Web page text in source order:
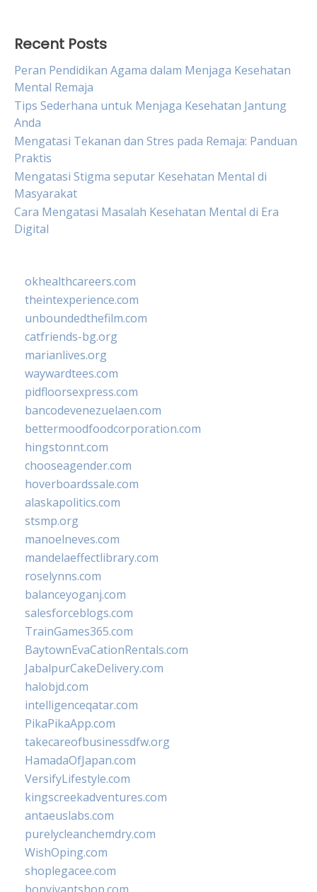
Recent Posts
Peran Pendidikan Agama dalam Menjaga Kesehatan
Mental Remaja
Tips Sederhana untuk Menjaga Kesehatan Jantung
Anda
Mengatasi Tekanan dan Stres pada Remaja: Panduan
Praktis
Mengatasi Stigma seputar Kesehatan Mental di
Masyarakat
Cara Mengatasi Masalah Kesehatan Mental di Era
Digital
okhealthcareers.com
theintexperience.com
unboundedthefilm.com
catfriends-bg.org
marianlives.org
waywardtees.com
pidfloorsexpress.com
bancodevenezuelaen.com
bettermoodfoodcorporation.com
hingstonnt.com
chooseagender.com
hoverboardssale.com
alaskapolitics.com
stsmp.org
manoelneves.com
mandelaeffectlibrary.com
roselynns.com
balanceyoganj.com
salesforceblogs.com
TrainGames365.com
BaytownEvaCationRentals.com
JabalpurCakeDelivery.com
halobjd.com
intelligenceqatar.com
PikaPikaApp.com
takecareofbusinessdfw.org
HamadaOfJapan.com
VersifyLifestyle.com
kingscreekadventures.com
antaeuslabs.com
purelycleanchemdry.com
WishOping.com
shoplegacee.com